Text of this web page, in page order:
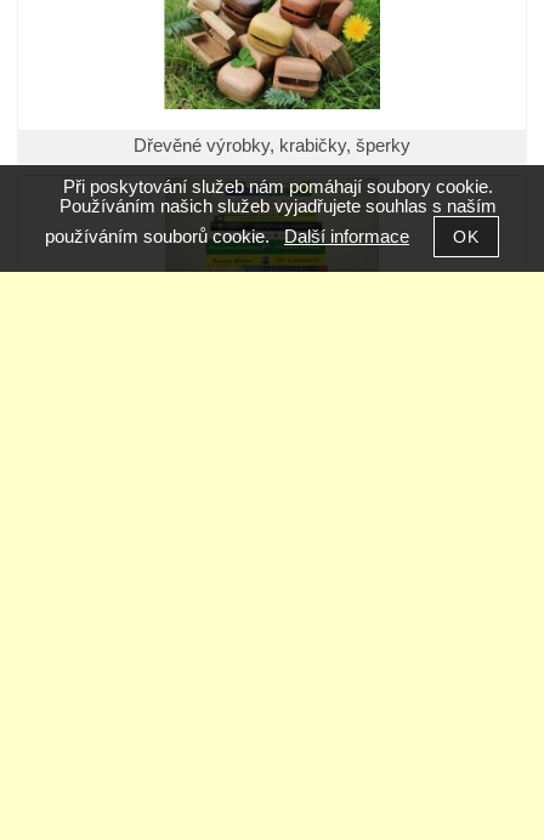
Dřevěné výrobky, krabičky, šperky
Při poskytování služeb nám pomáhají soubory cookie.
Používáním našich služeb vyjadřujete souhlas s naším
používáním souborů cookie.Další informace